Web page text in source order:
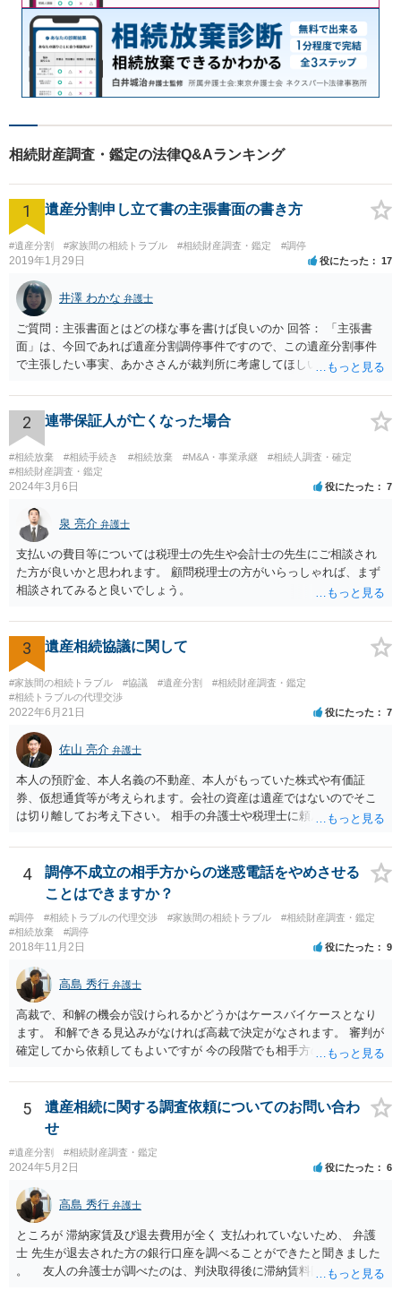
相続財産調査・鑑定の法律Q&Aランキング
1 遺産分割申し立て書の主張書面の書き方
#遺産分割 #家族間の相続トラブル #相続財産調査・鑑定 #調停
2019年1月29日 役にたった 17
井澤 わかな 弁護士
ご質問：主張書面とはどの様な事を書けば良いのか 回答： 「主張書
面」は、今回であれば遺産分割調停事件ですので、この遺産分割事件
で主張したい事実、あかささんが裁判所に考慮してほしいと思う、亡
ります。 もし、主張したい事実や考慮してほしい事情に関連して
資料を持っているようであれば、主張書面とは別で提出できます。も
し、お姉さんに見られたくないような資料がある場合、「非開示の希
望に関する申出書」と共に提出することも考えられます。 ご質問：書
いた方が良い事と書かない方が良い事 回答： お姉さんが申立書の「申
立ての趣旨」のところに書いている遺産の分け方に対して意見があれ
ば、まずそれを書くとよいです。 次に「申立ての理由」のところに、
なぜ調停を申し立てたのか(例えば、あかささんと話合いが出来ない／
決裂した、など)や亡くなった方・あかささん・お姉さん間の事情やい
きさつなどが書かれていると思うので、あかささんから見てそれは違
うと感じるところは、どのように違うのか、など書くとよいです。 そ
の他、お姉さんの申立書には書かれていないけど、どのように遺産を
った等)、それも書くとよいです。 書かない方が良いと思うことは、遺
産分割に関係ない(と思われる)いきさつを沢山盛り込むことだと考えま
す(あくまで遺産分割に関係することに留める方が、裁判所や調停委員
の方に事情を理解してもらいやすいと思います)。
2 連帯保証人が亡くなった場合
#相続放棄 #相続手続き #相続放棄 #M&A・事業承継
#相続人調査・確定
#相続財産調査・鑑定
2024年3月6日 役にたった 7
泉 亮介 弁護士
支払いの費目等については税理士の先生や会計士の先生にご相談され
た方が良いかと思われます。 顧問税理士の方がいらっしゃれば、まず
相談されてみると良いでしょう。
3 遺産相続協議に関して
#家族間の相続トラブル #協議 #遺産分割
#相続財産調査・鑑定
#相続トラブルの代理交渉
2022年6月21日 役にたった 7
佐山 亮介 弁護士
本人の預貯金、本人名義の不動産、本人がもっていた株式や有価証
券、仮想通貨等が考えられます。会社の資産は遺産ではないのでそこ
は切り離してお考え下さい。 相手の弁護士や税理士に頼んでも守秘義
意に開示を求め、応じなければ「調査嘱託」という手続きを使って銀
行等に照会をかけることになるでしょう。 不動産は、相続登記が済ん
でいなければ市役所ないし区役所に、お子様と義父様のつながりがわ
かる戸籍一式を揃えてもちこみ、「名寄せ」という手続きをすると、
分かると思います。遺産分割協議書の偽造等により既に相続登記され
てしまっている場合は、住所などに当たりをつけて登記名義を調べて
すが、現代では、各々が自由に価格設定をしていますので、特に相場
はお示しできません。ただし、かつて日本弁護士連合会が設けていた
報酬基準を踏まえて価格設定している弁護士は一定数いると思います
ので、それが一応の目安となるでしょう。
4
調停不成立の相手方からの迷惑電話をやめさせる
ことはできますか？
#調停 #相続トラブルの代理交渉 #家族間の相続トラブル
#相続財産調査・鑑定
#相続放棄
#調停
2018年11月2日 役にたった 9
高島 秀行 弁護士
高裁で、和解の機会が設けられるかどうかはケースバイケースとなり
ます。 和解できる見込みがなければ高裁で決定がなされます。 審判が
確定してから依頼してもよいですが 今の段階でも相手方の連絡が迷惑
5
遺産相続に関する調査依頼についてのお問い合わ
せ
#遺産分割 #相続財産調査・鑑定
2024年5月2日 役にたった 6
高島 秀行 弁護士
ところが 滞納家賃及び退去費用が全く 支払われていないため、 弁護
士 先生が退去された方の銀行口座を調べることができたと聞きました
。 友人の弁護士が調べたのは、判決取得後に滞納賃料回収のため